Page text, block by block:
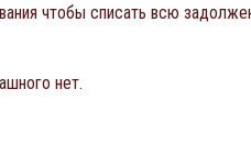
чтобы списать всю
нет.